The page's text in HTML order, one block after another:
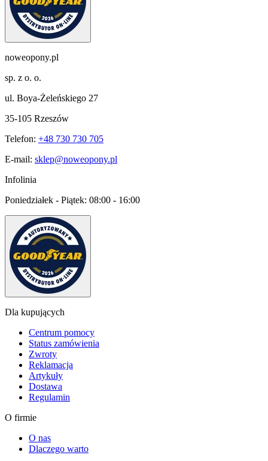
noweopony.pl
sp. z o. o.
ul. Boya-Żeleńskiego 27
35-105 Rzeszów
Telefon: +48 730 730 705
E-mail: sklep@noweopony.pl
Infolinia
Poniedziałek - Piątek: 08:00 - 16:00
Dla kupujących
Centrum pomocy
Status zamówienia
Zwroty
Reklamacja
Artykuły
Dostawa
Regulamin
O firmie
O nas
Dlaczego warto